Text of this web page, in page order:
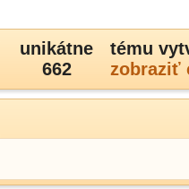
unikátne
662
tému
zobraziť